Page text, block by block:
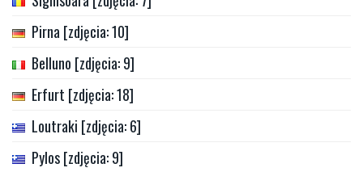
Pirna [zdjęcia: 10]
Belluno [zdjęcia: 9]
Erfurt [zdjęcia: 18]
Loutraki [zdjęcia: 6]
Pylos [zdjęcia: 9]